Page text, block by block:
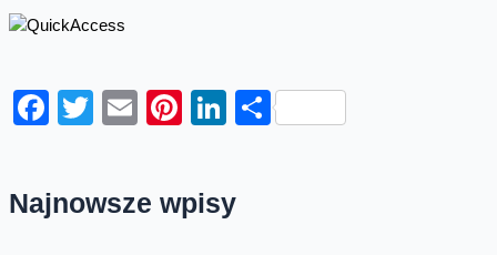
Facebook
Twitter
EmailPinterest
LinkedIn
Share
Najnowsze wpisy